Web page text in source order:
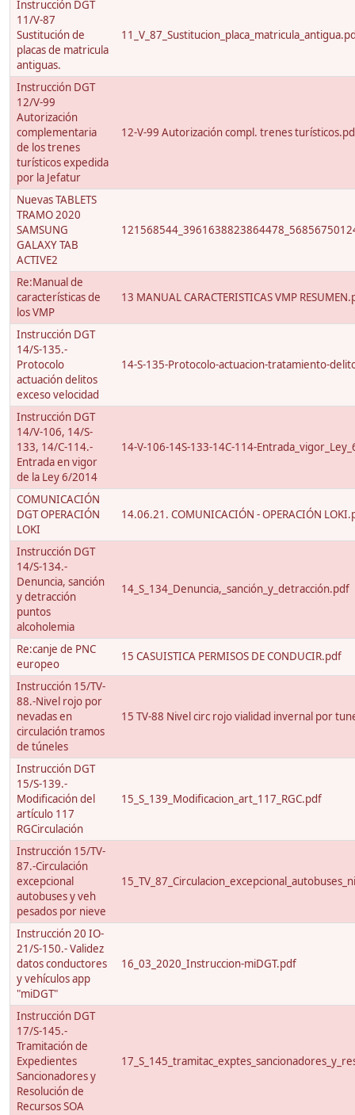
Instrucción DGT
11/V-87
Sustitución de
placas de matricula
antiguas.
Instrucción DGT
12/V-99
Autorización
complementaria
de los trenes
turísticos expedida
por la Jefatur
12-V-99 Autorización compl. trenes
Nuevas TABLETS
TRAMO 2020
SAMSUNG
GALAXY TAB
ACTIVE2
Re:Manual de
características de
los VMP
13 MANUAL CARACTERISTICAS VMP
Instrucción DGT
14/S-135.-
Protocolo
actuación delitos
exceso velocidad
14-S-135-Protocolo-actuacion-tratamiento-
Instrucción DGT
14/V-106, 14/S-
133, 14/C-114.-
Entrada en vigor
de la Ley 6/2014
14-V-106-14S-133-14C-114-
COMUNICACIÓN
DGT OPERACIÓN
LOKI
14.06.21. COMUNICACIÓN - OPERACIÓN
Instrucción DGT
14/S-134.-
Denuncia, sanción
y detracción
puntos
alcoholemia
14_S_134_Denuncia,_sanción_y_detracción.pdf
Re:canje de PNC
europeo
15 CASUISTICA PERMISOS DE CONDUCIR.pdf
Instrucción 15/TV-
88.-Nivel rojo por
nevadas en
circulación tramos
de túneles
15 TV-88 Nivel circ rojo vialidad invernal por
Instrucción DGT
15/S-139.-
Modificación del
artículo 117
RGCirculación
15_S_139_Modificacion_art_117_RGC.pdf
Instrucción 15/TV-
87.-Circulación
excepcional
autobuses y veh
pesados por nieve
Instrucción 20 IO-
21/S-150.- Validez
datos conductores
y vehículos app
"miDGT"
16_03_2020_Instruccion-miDGT.pdf
Instrucción DGT
17/S-145.-
Tramitación de
Expedientes
Sancionadores y
Resolución de
Recursos SOA